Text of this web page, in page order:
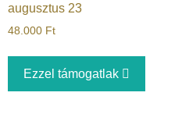
augusztus 23
48.000 Ft
Ezzel támogatlak